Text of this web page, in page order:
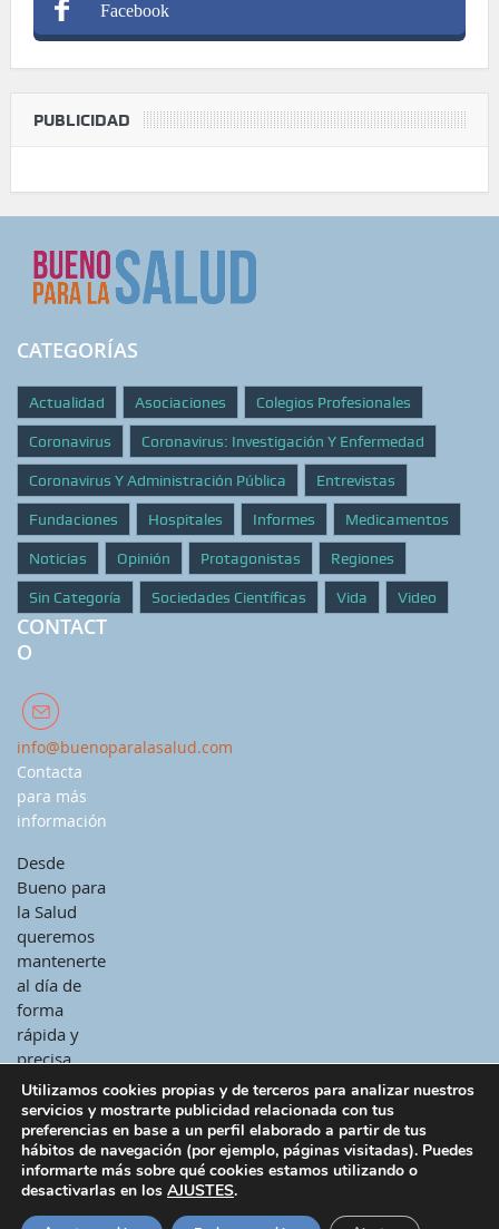
Facebook
PUBLICIDAD
CATEGORÍAS
Actualidad Asociaciones Colegios Profesionales
Coronavirus Coronavirus: Investigación Y Enfermedad
Coronavirus Y Administración Pública Entrevistas
Fundaciones Hospitales Informes Medicamentos
Noticias Opinión Protagonistas Regiones
Sin Categoría Sociedades Científicas Vida Video
CONTACT
O
info@buenoparalasalud.com
Contacta
para más
información
Desde
Bueno para
la Salud
queremos
mantenerte
al día de
forma
rápida y
precisa.
Utilizamos cookies propias y de terceros para analizar nuestros
servicios y mostrarte publicidad relacionada con tus
preferencias en base a un perfil elaborado a partir de tus
hábitos de navegación (por ejemplo, páginas visitadas). Puedes
informarte más sobre qué cookies estamos utilizando o
desactivarlas en los AJUSTES.